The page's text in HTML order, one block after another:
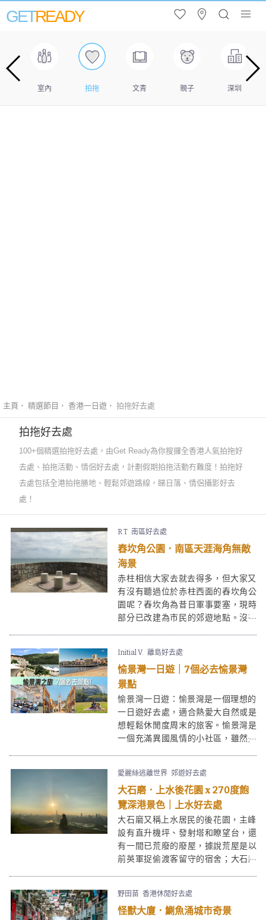
GETREADY
室內 拍拖 文青 親子 深圳
主頁 精選節目 香港一日遊 拍拖好去處
拍拖好去處
100+個精選拍拖好去處，由Get Ready為你搜攞全香港人氣拍拖好
去處、拍拖活動、情侶好去處，計劃假期拍拖活動冇難度！拍拖好
去處包括全港拍拖勝地、輕鬆郊遊路線，睇日落、情侶攝影好去
處！
R T 南區好去處
舂坎角公園．南區天涯海角無敵
海景
赤柱相信大家去就去得多，但大家又
有沒有聽過位於赤柱西面的舂坎角公
園呢？舂坎角為昔日軍事要塞，現時
部分已改建為市民的郊遊地點。沒有
一日半日就最適合不過啦！
Initial V. 離島好去處
愉景灣一日遊｜7個必去愉景灣
景點
愉景灣一日遊：愉景灣是一個理想的
一日遊好去處，適合熱愛大自然或是
想輕鬆休閒度周末的旅客。愉景灣是
一個充滿異國風情的小社區，雖然是
攀山涉水，卻有山有水有靚景有多國
美食。在廣闊的愉景灣廣場不時也會
舉辦愉景灣市集，熱鬧非常。愉景灣
一日遊更不少得美麗的大白灣沙灘。
情侶來愉景灣一日遊是浪漫的，一家
人來是溫馨的，朋友來是多姿多采
的。以下介紹7個愉景灣一日遊必去景
愛麗絲逃離世界 郊遊好去處
大石磨．上水後花園 x 270度飽
覽深港景色｜上水好去處
大石磨又稱上水居民的後花園，主峰
設有直升機坪、發射塔和瞭望台，還
有一間已荒廢的廢屋，據說荒屋是以
前英軍捉偷渡客留守的宿舍；大石磨
30分鐘便能到達，大石磨同時是拍攝
日落和夜景的好去處。
野田苗 香港休閒好去處
怪獸大廈．鰂魚涌城市奇景